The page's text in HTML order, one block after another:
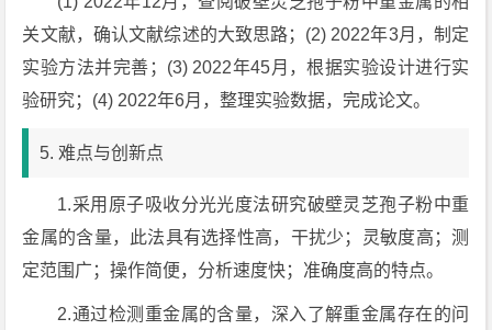
关文献，确认文献综述的大致思路；(2) 2022年3月，制定
实验方法并完善；(3) 2022年45月，根据实验设计进行实
验研究；(4) 2022年6月，整理实验数据，完成论文。
5. 难点与创新点
1.采用原子吸收分光光度法研究破壁灵芝孢子粉中重
金属的含量，此法具有选择性高，干扰少；灵敏度高；测
定范围广；操作简便，分析速度快；准确度高的特点。
2.通过检测重金属的含量，深入了解重金属存在的问